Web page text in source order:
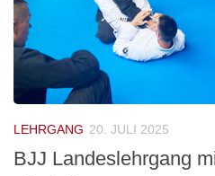
LEHRGANG 20. JULI 2025
BJJ Landeslehrgang